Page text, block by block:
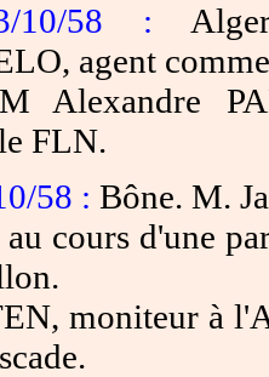
10/58 :
agent
Alexandre
FLN.
58 : Bône. M.
cours d'une
moniteur à